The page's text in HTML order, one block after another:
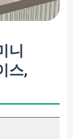
니
스,